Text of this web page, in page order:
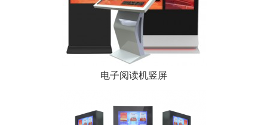
电子阅读机竖屏